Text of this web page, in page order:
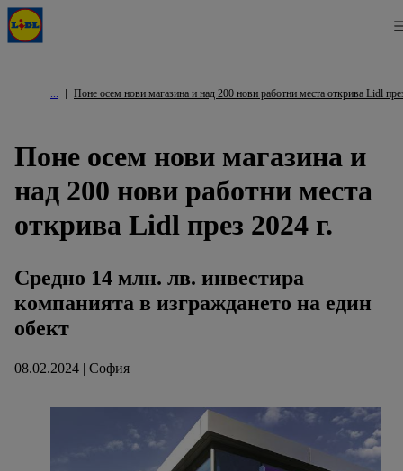
Поне осем нови магазина и над 200 нови работни места открива Lidl
Поне осем нови магазина и
над 200 нови работни места
открива Lidl през 2024 г.
Средно 14 млн. лв. инвестира
компанията в изграждането на един
обект
08.02.2024 | София